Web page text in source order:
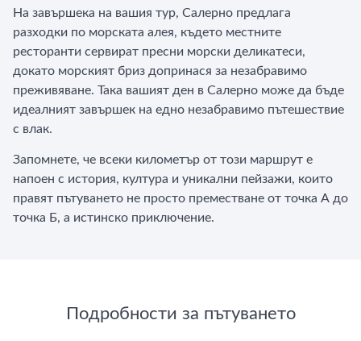
На завършека на вашия тур, Салерно предлага
разходки по морската алея, където местните
ресторанти сервират пресни морски деликатеси,
докато морският бриз допринася за незабравимо
преживяване. Така вашият ден в Салерно може да бъде
идеалният завършек на едно незабравимо пътешествие
с влак.
Запомнете, че всеки километър от този маршрут е
напоен с история, култура и уникални пейзажи, които
правят пътуването не просто преместване от точка А до
точка Б, а истинско приключение.
Подробности за пътуването